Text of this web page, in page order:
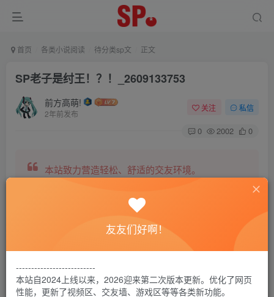
首页 各类小说阅读 待分类sp文 正文
SP老子是纣王！？！_2609133753
前方高萌!
2年前发布
关注 私信
0 2002 0
本站致力营造轻松、舒适的交友环境。
另有小说阅读站点，网罗包括训诫文、腐文在内的
第1回
友友们好啊！
--------------------------
本站自2024上线以来，2026迎来第二次版本更新。优化了网页
性能，更新了视频区、交友墙、游戏区等等各类新功能。